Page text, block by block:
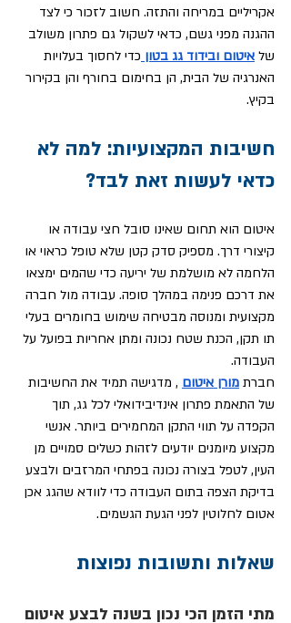
אקריליים במריחה והתזה. חשוב לזכור כי לצד
ההגנה מפני גשם, כדאי לשקול גם פתרון משולב
של איטום ובידוד גג בטון כדי לחסוך בעלויות
האנרגיה של הבית, הן בחימום בחורף והן בקירור
בקיץ.
חשיבות המקצועיות: למה לא
כדאי לעשות זאת לבד?
איטום הוא תחום שאינו סובל חצי עבודה או
קיצורי דרך. מספיק סדק קטן שלא טופל כראוי או
הלחמה לא מושלמת של יריעה כדי שהמים ימצאו
את דרכם פנימה במהלך סופה. עבודה מול חברה
מקצועית ומנוסה מבטיחה שימוש בחומרים בעלי
תו תקן, הכנת שטח נכונה ומתן אחריות בפועל על
העבודה.
חברת מורן איטום , מדגישה תמיד את החשיבות
של התאמת פתרון אינדיבידואלי לכל גג, תוך
הקפדה על תווי התקן המחמירים ביותר. אנשי
מקצוע מיומנים יודעים לזהות כשלים סמויים מן
העין, לטפל בצורה נכונה בפתחי המרזבים ולבצע
בדיקת הצפה בתום העבודה כדי לוודא שהגג אכן
אטום לחלוטין לפני הגעת הגשמים.
שאלות ותשובות נפוצות
מתי הזמן הכי נכון בשנה לבצע איטום